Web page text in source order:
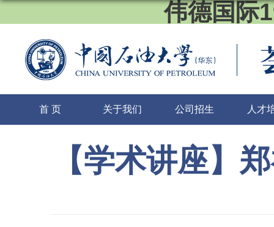
伟德国际
首 页 关于我们 公司招生 人才
【学术讲座】